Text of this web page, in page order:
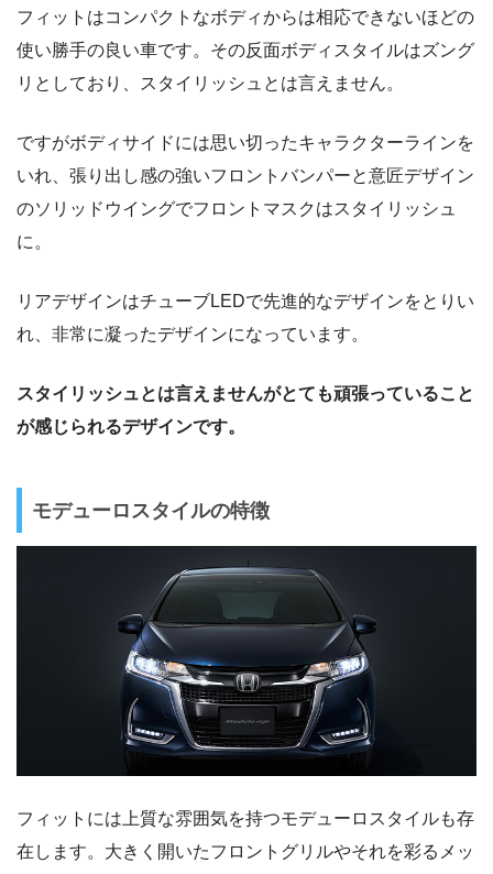
フィットはコンパクトなボディからは相応できないほどの
使い勝手の良い車です。その反面ボディスタイルはズング
リとしており、スタイリッシュとは言えません。
ですがボディサイドには思い切ったキャラクターラインを
いれ、張り出し感の強いフロントバンパーと意匠デザイン
のソリッドウイングでフロントマスクはスタイリッシュ
に。
リアデザインはチューブLEDで先進的なデザインをとりい
れ、非常に凝ったデザインになっています。
スタイリッシュとは言えませんがとても頑張っていること
が感じられるデザインです。
モデューロスタイルの特徴
フィットには上質な雰囲気を持つモデューロスタイルも存
在します。大きく開いたフロントグリルやそれを彩るメッ